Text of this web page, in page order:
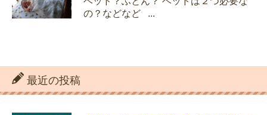
の？などなど ...
最近の投稿